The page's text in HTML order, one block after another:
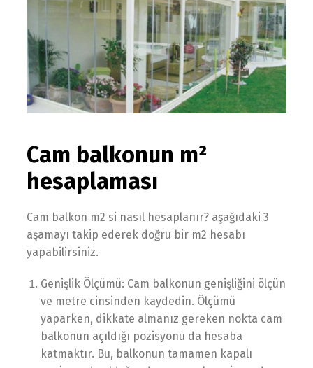
Cam balkonun m²
hesaplaması
Cam balkon m2 si nasıl hesaplanır? aşağıdaki 3
aşamayı takip ederek doğru bir m2 hesabı
yapabilirsiniz.
Genişlik Ölçümü: Cam balkonun genişliğini ölçün
ve metre cinsinden kaydedin. Ölçümü
yaparken, dikkate almanız gereken nokta cam
balkonun açıldığı pozisyonu da hesaba
katmaktır. Bu, balkonun tamamen kapalı